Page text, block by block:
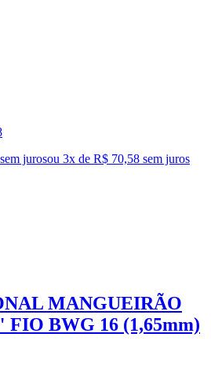
jurosou 3x de R$ 70,58 sem juros
MANGUEIRÃO
BWG 16 (1,65mm)